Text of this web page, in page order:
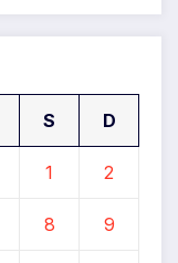
S D
1 2
8 9